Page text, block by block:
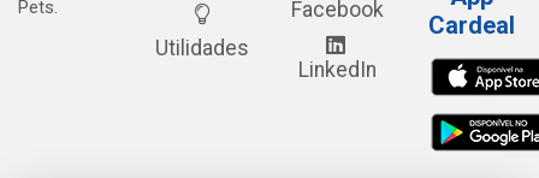
Pets.
Utilidades
Facebook
LinkedIn
Cardeal